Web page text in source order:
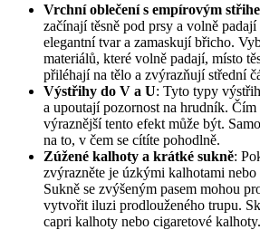
Vrchní oblečení s empírovým
začínají těsně pod prsy a volně
elegantní tvar a zamaskují břicho.
materiálů, které volně padají, místo
přiléhají na tělo a zvýrazňují střední
Výstřihy do V a U: Tyto typy
a upoutají pozornost na hrudník.
výraznější tento efekt může být.
na to, v čem se cítíte pohodlně.
Zúžené kalhoty a krátké sukně:
zvýrazněte je úzkými kalhotami
Sukně se zvýšeným pasem mohou
vytvořit iluzi prodlouženého trupu.
capri kalhoty nebo cigaretové kalhoty.